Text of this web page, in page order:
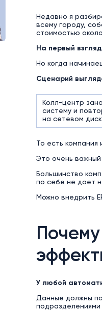
Недавно я
всему городу,
стоимостью
На первый
Но когда
Сценарий
Колл-центр
систему и
на сетевом
То есть
Это очень важный
Большинство
по себе не дает
Можно внедрить
У любой
Данные должны
подразделениями